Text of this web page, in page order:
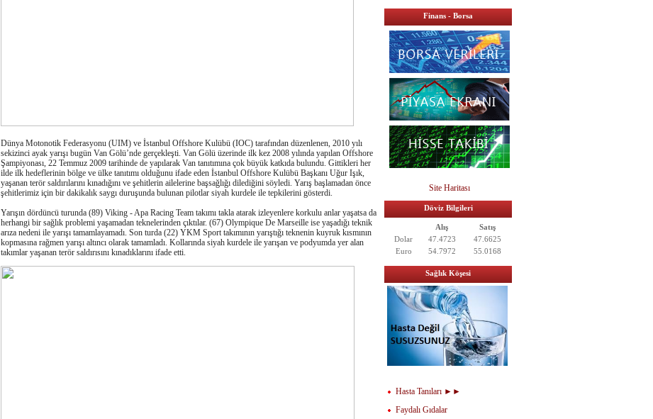
Dünya Motonotik Federasyonu (UIM) ve İstanbul Offshore Kulübü (IOC) tarafından düzenlenen, 2010 yılı
sekizinci ayak yarışı bugün Van Gölü’nde gerçekleşti. Van Gölü üzerinde ilk kez 2008 yılında yapılan Offshore
Şampiyonası, 22 Temmuz 2009 tarihinde de yapılarak Van tanıtımına çok büyük katkıda bulundu. Gittikleri her
ilde ilk hedeflerinin bölge ve ülke tanıtımı olduğunu ifade eden İstanbul Offshore Kulübü Başkanı Uğur Işık,
yaşanan terör saldırılarını kınadığını ve şehitlerin ailelerine başsağlığı dilediğini söyledi. Yarış başlamadan önce
şehitlerimiz için bir dakikalık saygı duruşunda bulunan pilotlar siyah kurdele ile tepkilerini gösterdi.
Yarışın dördüncü turunda (89) Viking - Apa Racing Team takımı takla atarak izleyenlere korkulu anlar yaşatsa da
herhangi bir sağlık problemi yaşamadan teknelerinden çıktılar. (67) Olympique De Marseille ise yaşadığı teknik
arıza nedeni ile yarışı tamamlayamadı. Son turda (22) YKM Sport takımının yarıştığı teknenin kuyruk kısmının
kopmasına rağmen yarışı altıncı olarak tamamladı. Kollarında siyah kurdele ile yarışan ve podyumda yer alan
takımlar yaşanan terör saldırısını kınadıklarını ifade etti.
Finans - Borsa
Site Haritası
Döviz Bilgileri
Alış
Satış
Dolar
47.4723
47.6625
Euro
54.7972 55.0168
Sağlık Köşesi
Hasta Tanıları ►►
Faydalı Gıdalar